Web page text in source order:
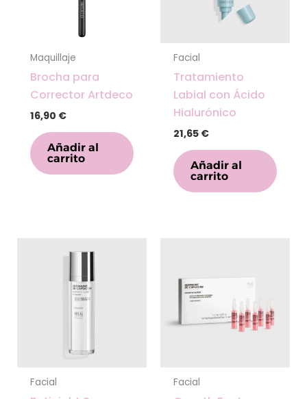
Maquillaje
Brocha para
Corrector Artdeco
16,90 €
Añadir al
carrito
Facial
Tratamiento
Labial con Ácido
Hialurónico
21,65 €
Añadir al
carrito
Facial Facial